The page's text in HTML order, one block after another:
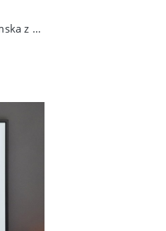
Bawełniana koszulka damska z kolorowym psem